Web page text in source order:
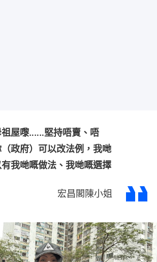
屋嚟‥‥‥堅持唔賣、唔
政府）可以改法例，我哋
我哋嘅做法、我哋嘅選擇
宏昌閣陳小姐